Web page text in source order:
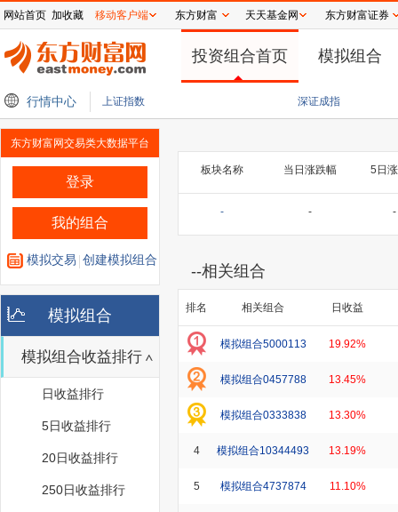
网站首页 加收藏 移动客户端 东方财富 天天基金网 东方财富证券
投资组合首页 模拟组合
行情中心 上证指数 深证成指
美元，RWE放弃海上风电租约 SpaceX将为美国得州芯片工厂建造天然气发电
东方财富网交易类大数据平台
登录
我的组合
模拟交易 创建模拟组合
模拟组合
模拟组合收益排行
日收益排行
5日收益排行
20日收益排行
250日收益排行
板块名称 当日涨跌幅 5日
- - -
--相关组合
排名 相关组合 日收益
模拟组合5000113 19.92%
模拟组合0457788 13.45%
模拟组合0333838 13.30%
4 模拟组合10344493 13.19%
5 模拟组合4737874 11.10%